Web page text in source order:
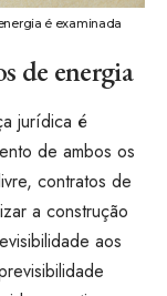
é examinada
de energia
jurídica é
de ambos os
contratos de
a construção
aos